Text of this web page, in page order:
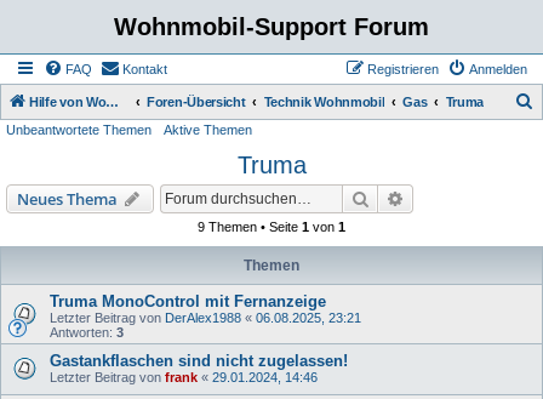
Wohnmobil-Support Forum
FAQ Kontakt Anmelden
Registrieren
Hilfe von Womo Fans für Womo Besitzer Foren-Übersicht Technik Wohnmobil Gas Truma
Unbeantwortete Themen Aktive Themen
Truma
Neues Thema Suche
9 Themen • Seite 1 von 1
Themen
Truma MonoControl mit Fernanzeige
Letzter Beitrag von DerAlex1988 « 06.08.2025, 23:21
Antworten: 3
Gastankflaschen sind nicht zugelassen!
Letzter Beitrag von frank « 29.01.2024, 14:46